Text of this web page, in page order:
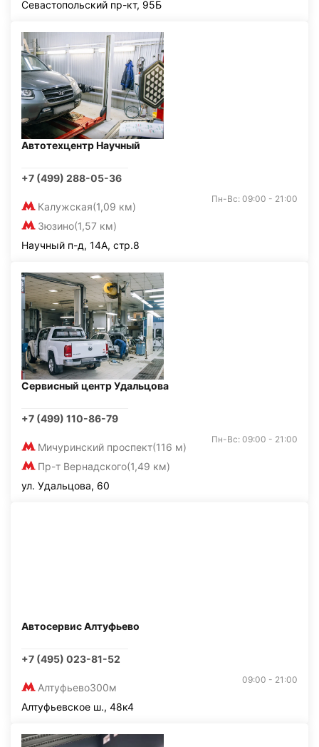
Севастопольский пр-кт, 95Б
Автотехцентр Научный
+7 (499) 288-05-36
Калужская(1,09 км)
Зюзино(1,57 км)
Пн-Вс: 09:00 - 21:00
Научный п-д, 14А, стр.8
Сервисный центр Удальцова
+7 (499) 110-86-79
Мичуринский проспект(116 м)
Пр-т Вернадского(1,49 км)
Пн-Вс: 09:00 - 21:00
ул. Удальцова, 60
Автосервис Алтуфьево
+7 (495) 023-81-52
Алтуфьево300м
09:00 - 21:00
Алтуфьевское ш., 48к4